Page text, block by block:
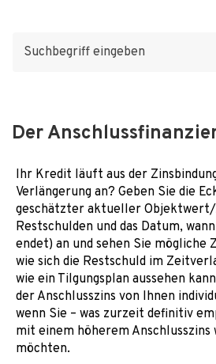
Der
Ihr Kredit läuft aus der
Verlängerung an? Geben Sie die
geschätzter aktueller Objektwert/
Restschulden und das Datum,
endet) an und sehen Sie mögliche
wie sich die Restschuld im
wie ein Tilgungsplan aussehen
der Anschlusszins von Ihnen
wenn Sie – was zurzeit definitiv
mit einem höherem
möchten.